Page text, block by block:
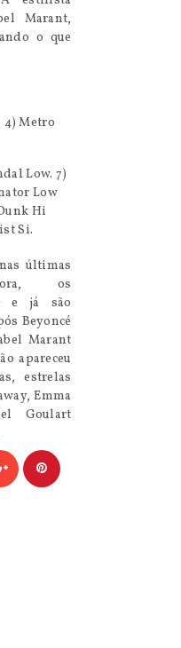
Marant,
o que
Metro
Low. 7)
Low
Hi
Si.
últimas
os
e já são
Beyoncé
Marant
apareceu
estrelas
Emma
Goulart